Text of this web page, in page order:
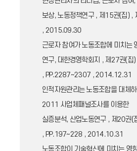
보상, 노동정책연구 , 제15권(집) ,
, 2015.09.30
근로자 참여가 노동조합에 미치는
연구, 대한경영학회지 , 제27권(집
, PP.2287~2307 , 2014.12.31
인적자원관리는 노동조합을 대체
2011 사업체패널조사를 이용한
실증분석, 산업노동연구 , 제20권(
, PP.197~228 , 2014.10.31
노동조합이 기술혁신에 미치는 영